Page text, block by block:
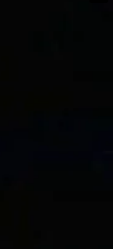
Aktien
verzeichnete einen
bei einem
für das Quartal
im Vergleich zum
US-Dollar
wachstumsstark
je Aktie (EPS) im
zu verkaufen, um den
unterbewertete